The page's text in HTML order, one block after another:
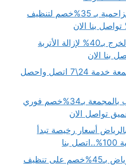
شركة تنظيف منازل بالمزاحمية بـ 35%خصم لتنظيف
شركة تنظيف مكيفات بالخرج بـ40% لإزالة الأتربة
شركة تنظيف فلل بالمجمعة خدمة 24\7 اتصل واحصل
افضل شركة تنظيف كنب بالمجمعة بـ34%خصم فوري
تواصل الان
أسعار رخيصة تبدأ
شركة تنظيف قصور بالرياض بـ45%خصم على تنظيف